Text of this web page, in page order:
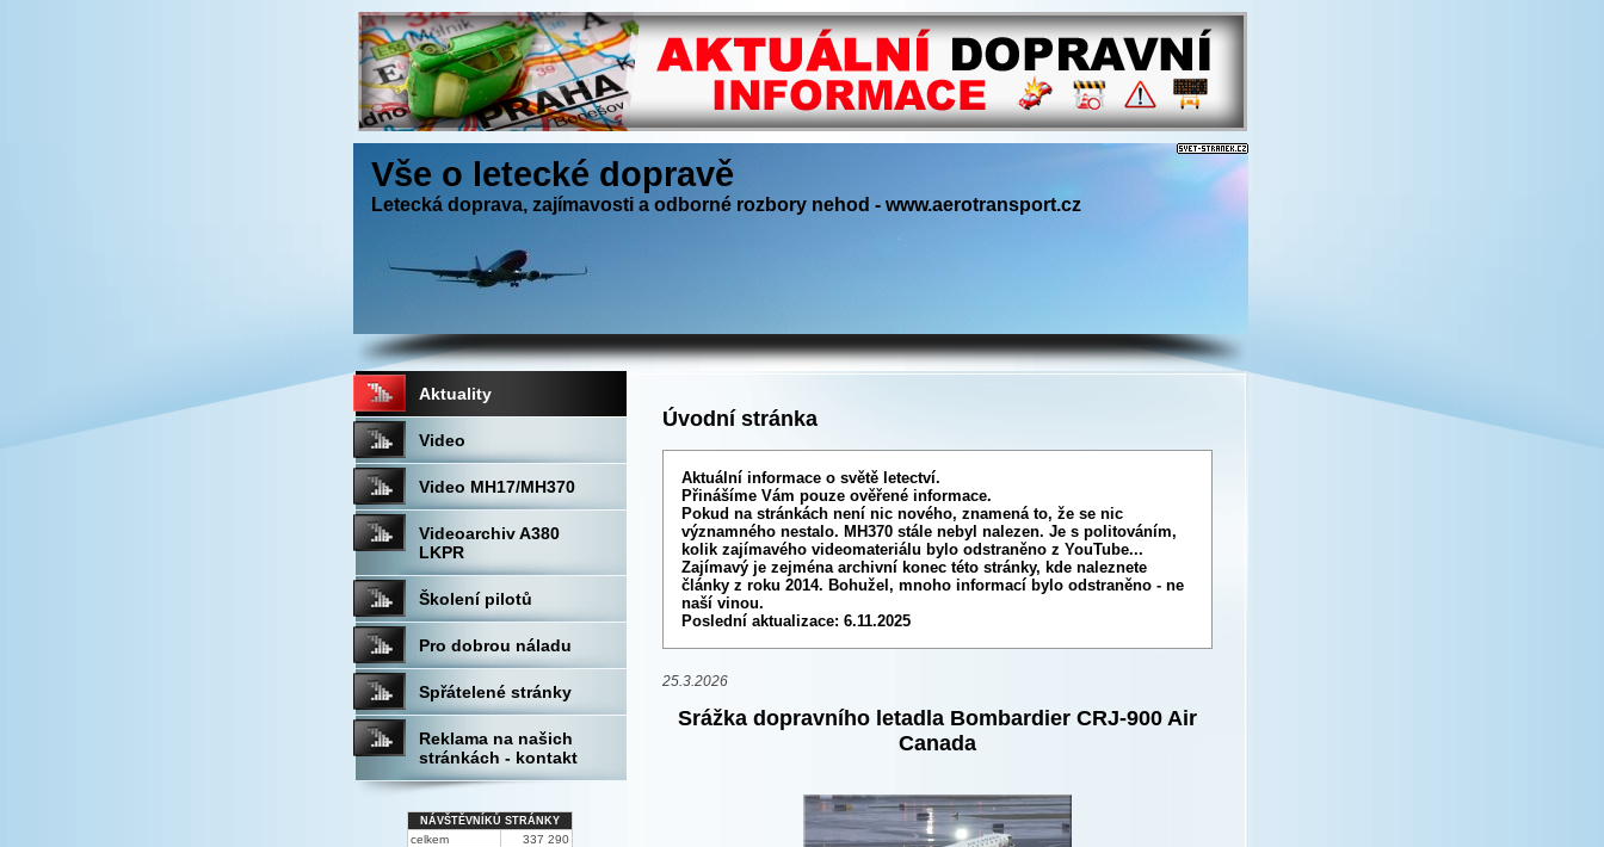
Vše o letecké dopravě
Letecká doprava, zajímavosti a odborné rozbory nehod - www.aerotransport.cz
Úvodní stránka
Aktuální informace o světě letectví.
Přinášíme Vám pouze ověřené informace.
Pokud na stránkách není nic nového, znamená to, že se nic
významného nestalo. MH370 stále nebyl nalezen. Je s politováním,
kolik zajímavého videomateriálu bylo odstraněno z YouTube...
Zajímavý je zejména archivní konec této stránky, kde naleznete
články z roku 2014. Bohužel, mnoho informací bylo odstraněno - ne
naší vinou.
Poslední aktualizace: 6.11.2025
25.3.2026
Srážka dopravního letadla Bombardier CRJ-900 Air
Canada
Aktuality
Video
Video MH17/MH370
Videoarchiv A380
LKPR
Školení pilotů
Pro dobrou náladu
Spřátelené stránky
Reklama na našich
stránkách - kontakt
NÁVŠTĚVNÍKŮ STRÁNKY
celkem
337 290